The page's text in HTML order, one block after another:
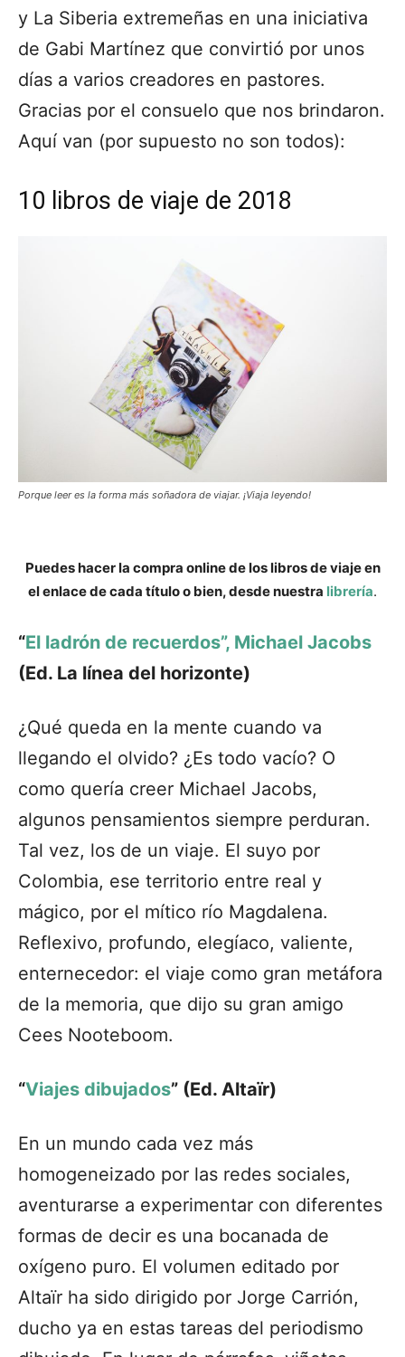
y La Siberia extremeñas en una iniciativa
de Gabi Martínez que convirtió por unos
días a varios creadores en pastores.
Gracias por el consuelo que nos brindaron.
Aquí van (por supuesto no son todos):
10 libros de viaje de 2018
Porque leer es la forma más soñadora de viajar. ¡Viaja leyendo!
Puedes hacer la compra online de los libros de viaje en
el enlace de cada título o bien, desde nuestra librería.
“El ladrón de recuerdos”, Michael Jacobs
(Ed. La línea del horizonte)
¿Qué queda en la mente cuando va
llegando el olvido? ¿Es todo vacío? O
como quería creer Michael Jacobs,
algunos pensamientos siempre perduran.
Tal vez, los de un viaje. El suyo por
Colombia, ese territorio entre real y
mágico, por el mítico río Magdalena.
Reflexivo, profundo, elegíaco, valiente,
enternecedor: el viaje como gran metáfora
de la memoria, que dijo su gran amigo
Cees Nooteboom.
“Viajes dibujados” (Ed. Altaïr)
En un mundo cada vez más
homogeneizado por las redes sociales,
aventurarse a experimentar con diferentes
formas de decir es una bocanada de
oxígeno puro. El volumen editado por
Altaïr ha sido dirigido por Jorge Carrión,
ducho ya en estas tareas del periodismo